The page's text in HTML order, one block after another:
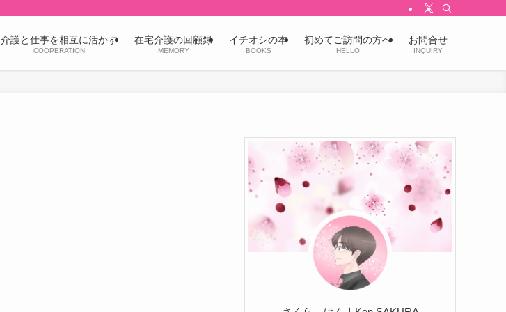
介護と仕事を相互に活かす
COOPERATION
在宅介護の回顧録
MEMORY
イチオシの本
BOOKS
初めてご訪問の方へ
HELLO
お問合せ
INQUIRY